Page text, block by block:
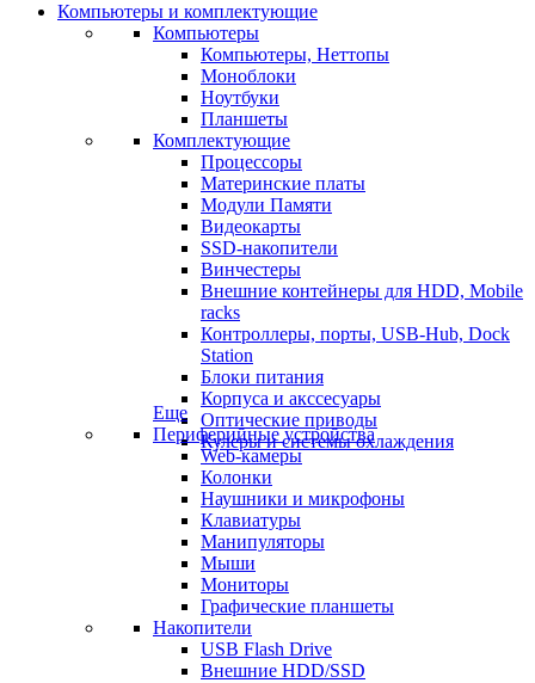
Компьютеры и комплектующие
Компьютеры
Компьютеры, Неттопы
Моноблоки
Ноутбуки
Планшеты
Комплектующие
Процессоры
Материнские платы
Модули Памяти
Видеокарты
SSD-накопители
Винчестеры
Внешние контейнеры для HDD, Mobile
racks
Контроллеры, порты, USB-Hub, Dock
Station
Блоки питания
Корпуса и акссесуары
Оптические приводы
Кулеры и системы охлаждения
Еще
Периферийные устройства
Web-камеры
Колонки
Наушники и микрофоны
Клавиатуры
Манипуляторы
Мыши
Мониторы
Графические планшеты
Накопители
USB Flash Drive
Внешние HDD/SSD